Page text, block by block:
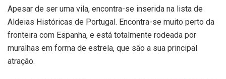
Apesar de ser uma vila, encontra-se inserida na lista de
Aldeias Históricas de Portugal. Encontra-se muito perto da
fronteira com Espanha, e está totalmente rodeada por
muralhas em forma de estrela, que são a sua principal
atração.